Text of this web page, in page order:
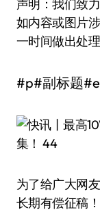
声明：我们致
如内容或图片
一时间做出处理
#p#副标题
为了给广大网友提供更多优质的作品，成渝双城记
长期有偿征稿！